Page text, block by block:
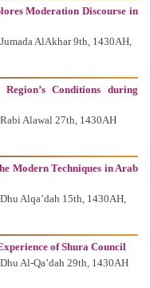
Moderation Discourse in
AlAkhar 9th, 1430AH,
Conditions during
Alawal 27th, 1430AH
Modern Techniques in Arab
Alqa’dah 15th, 1430AH,
of Shura Council
Al-Qa’dah 29th, 1430AH